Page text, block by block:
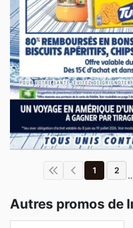
1 2
Autres promos de